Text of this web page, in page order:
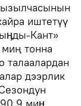
иштетүү
Кант»
тонна
дээрлик